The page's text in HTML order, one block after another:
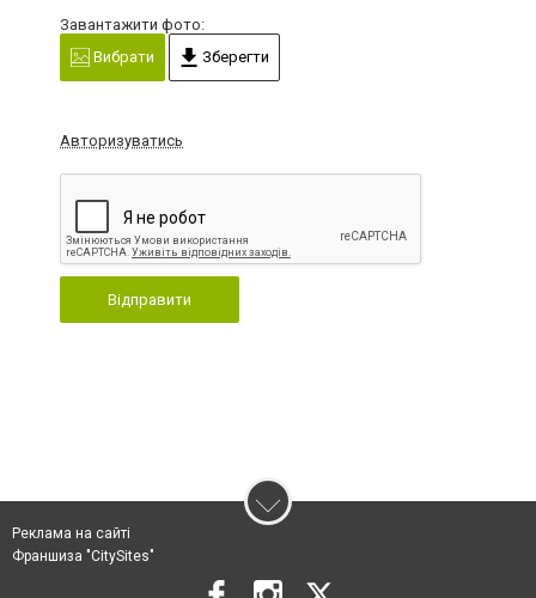
Завантажити фото:
Вибрати
Зберегти
Авторизуватись
Відправити
Реклама на сайті
Франшиза "CitySites"